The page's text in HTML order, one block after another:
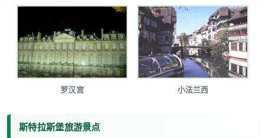
罗汉宫 小法兰西
斯特拉斯堡旅游景点